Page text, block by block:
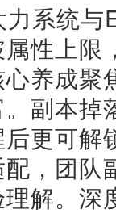
系统与
性上限
养成
副本掉
更可
，团队
解。深